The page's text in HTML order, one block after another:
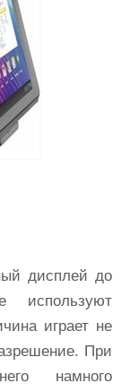
дисплей до
используют
играет не
При
намного